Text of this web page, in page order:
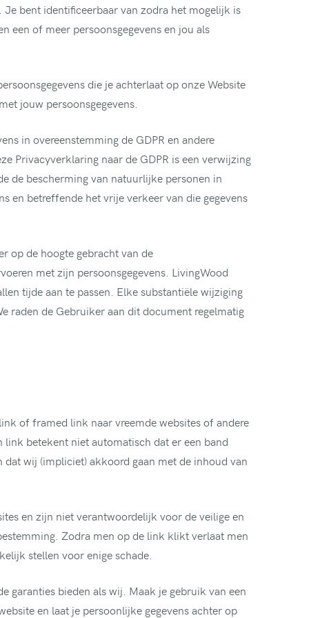
bent identificeerbaar van zodra het mogelijk is
een of meer persoonsgegevens en jou als
die je achterlaat op onze Website
jouw persoonsgegevens.
in overeenstemming de GDPR en andere
Privacyverklaring naar de GDPR is een verwijzing
de bescherming van natuurlijke personen in
en betreffende het vrije verkeer van die gegevens
op de hoogte gebracht van de
met zijn persoonsgegevens. LivingWood
tijde aan te passen. Elke substantiële wijziging
raden de Gebruiker aan dit document regelmatig
of framed link naar vreemde websites of andere
betekent niet automatisch dat er een band
dat wij (impliciet) akkoord gaan met de inhoud van
en zijn niet verantwoordelijk voor de veilige en
Zodra men op de link klikt verlaat men
stellen voor enige schade.
garanties bieden als wij. Maak je gebruik van een
en laat je persoonlijke gegevens achter op